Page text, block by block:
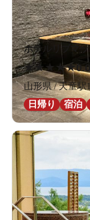
ホテルリブマ
★★★ ★★0.0
山形県 / 天童駅
日帰り
宿泊